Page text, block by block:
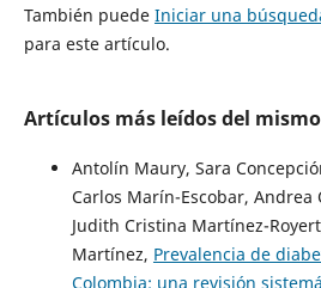
También puede Iniciar una
para este artículo.
Artículos más leídos del
Antolín Maury, Sara
Carlos Marín-Escobar,
Judith Cristina Martínez-
Martínez, Prevalencia de
Colombia: una revisión